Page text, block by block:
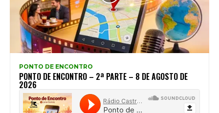
PONTO DE ENCONTRO
PONTO DE ENCONTRO – 2ª PARTE – 8 DE AGOSTO DE
2026